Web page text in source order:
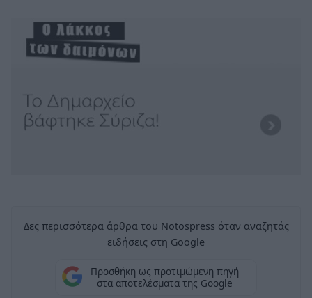
Δες περισσότερα άρθρα του Notospress όταν αναζητάς
ειδήσεις στη Google
Προσθήκη ως προτιμώμενη πηγή
στα αποτελέσματα της Google